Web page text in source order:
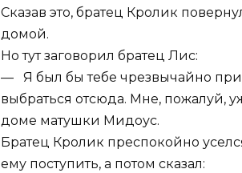
Сказав это, братец Кролик
домой.
Но тут заговорил братец Лис:
— Я был бы тебе чрезвычайно
выбраться отсюда. Мне, пожалуй,
доме матушки Мидоус.
Братец Кролик преспокойно
ему поступить, а потом сказал: